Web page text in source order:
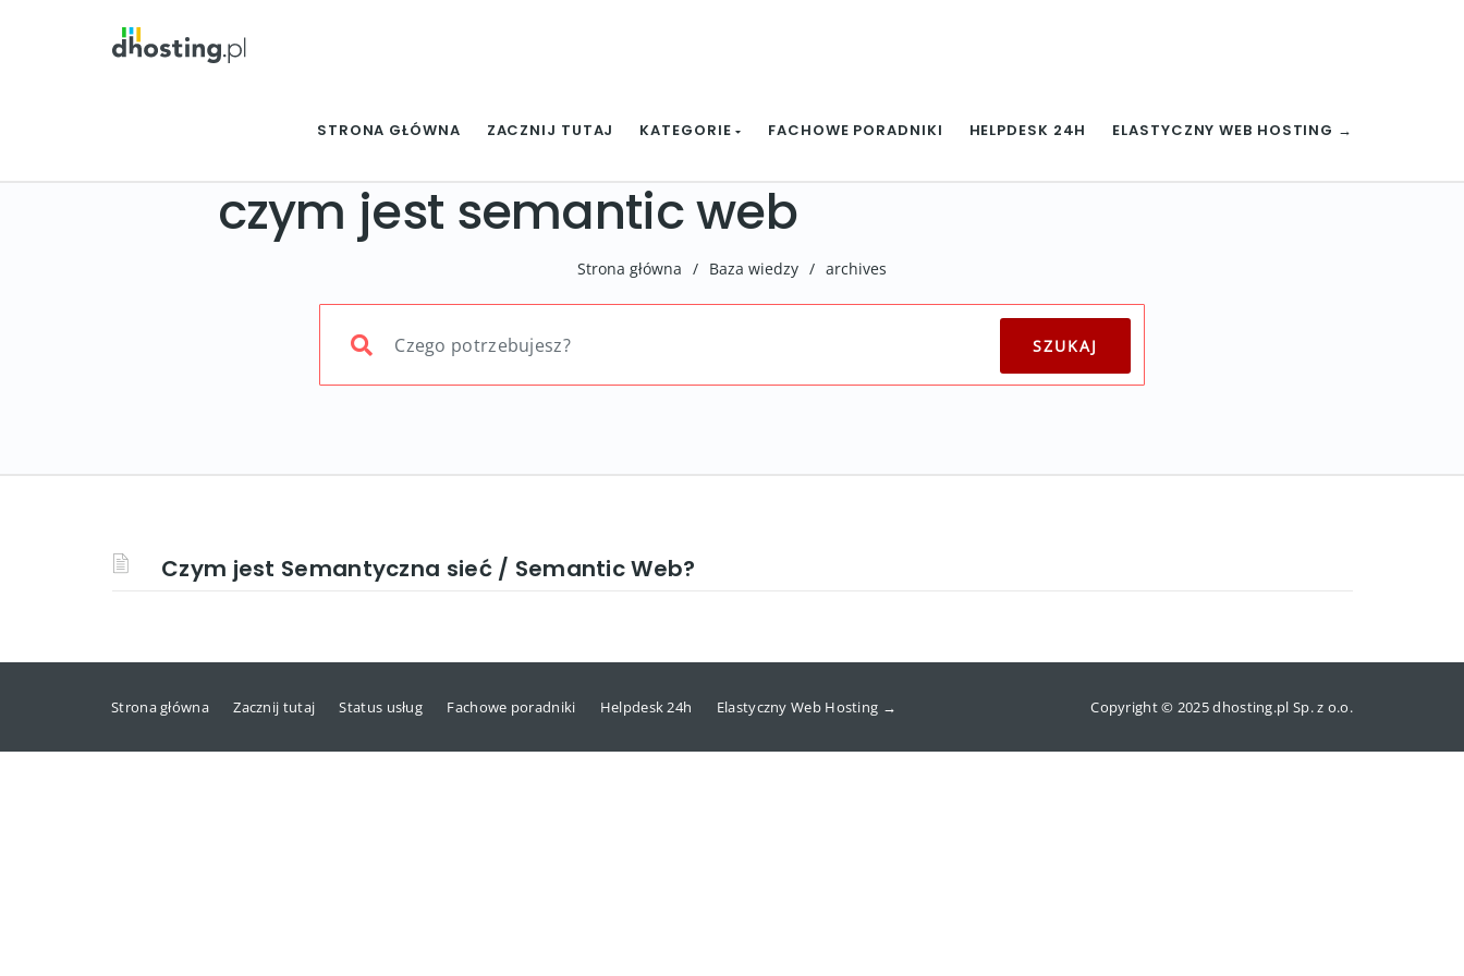
STRONA GŁÓWNA ZACZNIJ TUTAJ KATEGORIE FACHOWE PORADNIKI HELPDESK 24H ELASTYCZNY WEB HOSTING →
czym jest semantic web
Strona główna / Baza wiedzy / archives
Czym jest Semantyczna sieć / Semantic Web?
Strona główna Zacznij tutaj Status usług Fachowe poradniki Helpdesk 24h Elastyczny Web Hosting → Copyright © 2025 dhosting.pl Sp. z o.o.